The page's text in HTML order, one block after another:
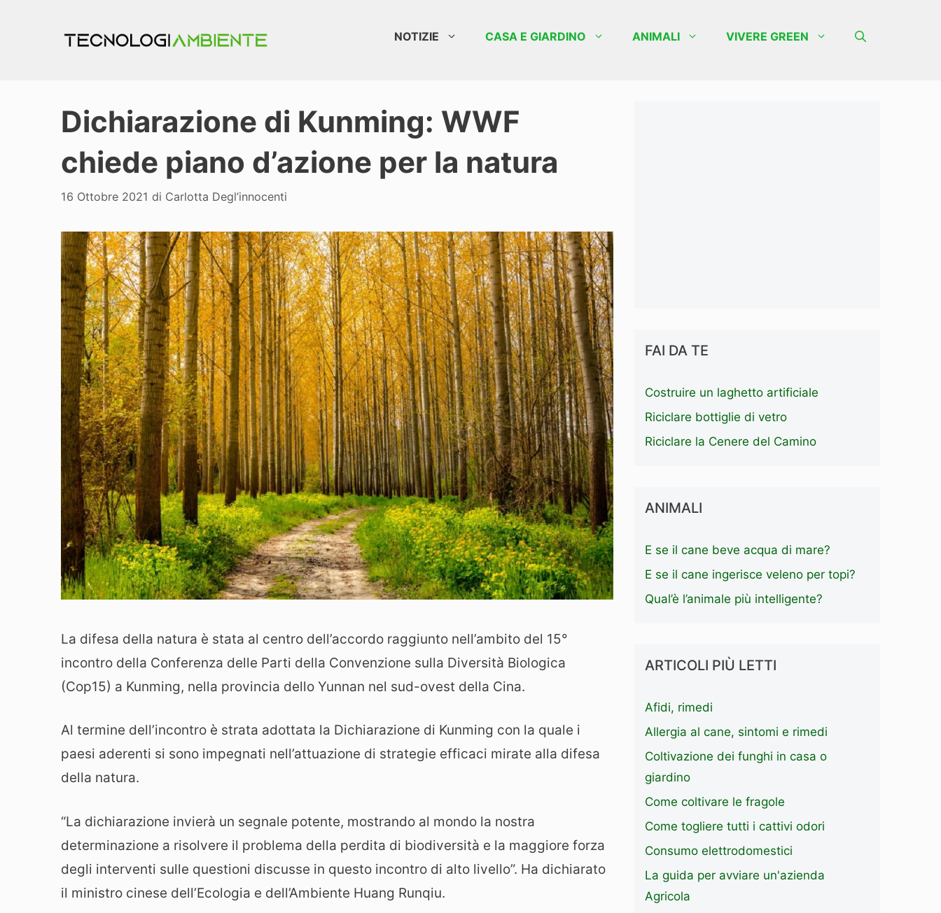
NOTIZIE CASA E GIARDINO ANIMALI VIVERE GREEN
Dichiarazione di Kunming: WWF
chiede piano d’azione per la natura
16 Ottobre 2021 di Carlotta Degl’innocenti
La difesa della natura è stata al centro dell’accordo raggiunto nell’ambito del 15°
incontro della Conferenza delle Parti della Convenzione sulla Diversità Biologica
(Cop15) a Kunming, nella provincia dello Yunnan nel sud-ovest della Cina.
Al termine dell’incontro è strata adottata la Dichiarazione di Kunming con la quale i
paesi aderenti si sono impegnati nell’attuazione di strategie efficaci mirate alla difesa
della natura.
“La dichiarazione invierà un segnale potente, mostrando al mondo la nostra
determinazione a risolvere il problema della perdita di biodiversità e la maggiore forza
degli interventi sulle questioni discusse in questo incontro di alto livello”. Ha dichiarato
il ministro cinese dell’Ecologia e dell’Ambiente Huang Runqiu.
FAI DA TE
Costruire un laghetto artificiale
Riciclare bottiglie di vetro
Riciclare la Cenere del Camino
ANIMALI
E se il cane beve acqua di mare?
E se il cane ingerisce veleno per topi?
Qual’è l’animale più intelligente?
ARTICOLI PIÙ LETTI
Afidi, rimedi
Allergia al cane, sintomi e rimedi
Coltivazione dei funghi in casa o
giardino
Come coltivare le fragole
Come togliere tutti i cattivi odori
Consumo elettrodomestici
La guida per avviare un'azienda
Agricola